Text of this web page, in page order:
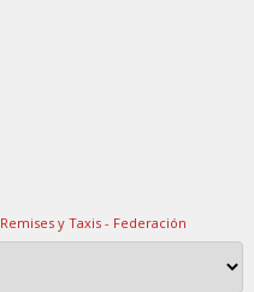
Remises y Taxis - Federación